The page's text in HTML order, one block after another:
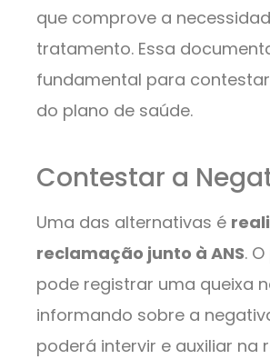
que comprove a
tratamento. Essa
fundamental para
do plano de saúde.
Contestar a
Uma das alternativas é
reclamação junto à ANS.
pode registrar uma queixa
informando sobre a
poderá intervir e auxiliar na